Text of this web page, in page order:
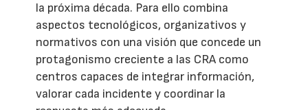
la próxima década. Para ello combina
aspectos tecnológicos, organizativos y
normativos con una visión que concede un
protagonismo creciente a las CRA como
centros capaces de integrar información,
valorar cada incidente y coordinar la